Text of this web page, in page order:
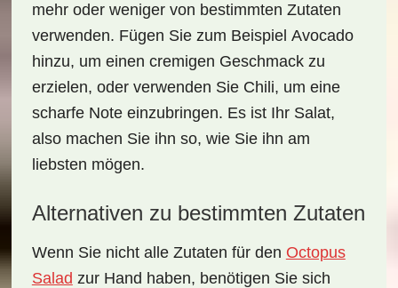
mehr oder weniger von bestimmten Zutaten
verwenden. Fügen Sie zum Beispiel Avocado
hinzu, um einen cremigen Geschmack zu
erzielen, oder verwenden Sie Chili, um eine
scharfe Note einzubringen. Es ist Ihr Salat,
also machen Sie ihn so, wie Sie ihn am
liebsten mögen.
Alternativen zu bestimmten Zutaten
Wenn Sie nicht alle Zutaten für den Octopus
Salad zur Hand haben, benötigen Sie sich